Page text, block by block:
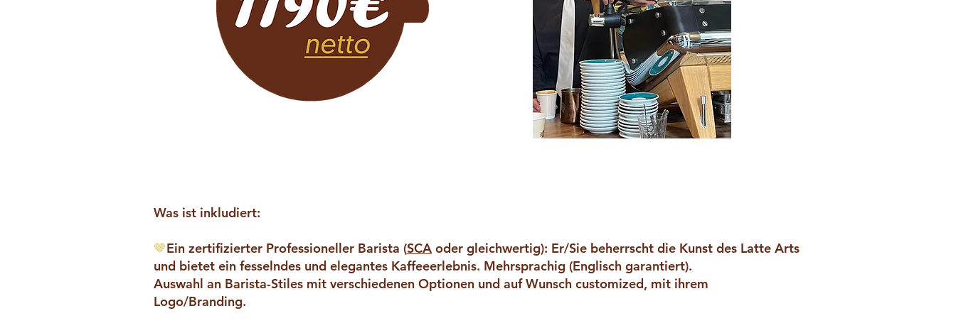
Was ist inkludiert:
🤎Ein zertifizierter Professioneller Barista (SCA oder gleichwertig): Er/Sie beherrscht die Kunst des Latte Arts
und bietet ein fesselndes und elegantes Kaffeeerlebnis. Mehrsprachig (Englisch garantiert).
Auswahl an Barista-Stiles mit verschiedenen Optionen und auf Wunsch customized, mit ihrem
Logo/Branding.